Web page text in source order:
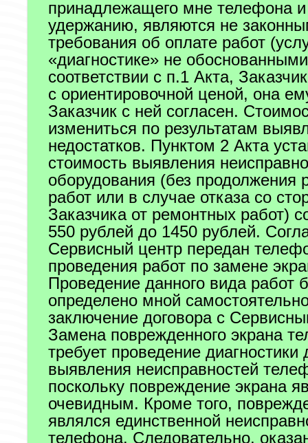
принадлежащего мне телефона и
удержанию, являются не
требования об оплате работ
«диагностике» не
соответствии с п.1 Акта,
с ориентировочной ценой, она
Заказчик с ней согласен.
измениться по результатам
недостатков. Пунктом 2 Акта
стоимость выявления
оборудования (без продолжения
работ или в случае отказа со
Заказчика от ремонтных работ)
550 рублей до 1450 рублей.
Сервисный центр передан
проведения работ по замене
Проведение данного вида работ
определено мной
заключение договора с
Замена поврежденного экрана
требует проведение диагностики
выявления неисправностей
поскольку повреждение экрана
очевидным. Кроме того,
являлся единственной
телефона. Следовательно,